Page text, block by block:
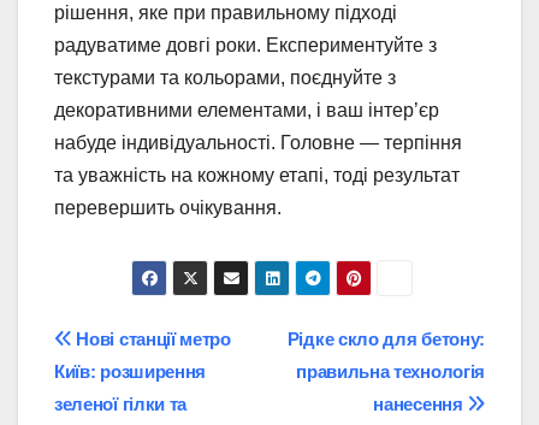
рішення, яке при правильному підході
радуватиме довгі роки. Експериментуйте з
текстурами та кольорами, поєднуйте з
декоративними елементами, і ваш інтер’єр
набуде індивідуальності. Головне — терпіння
та уважність на кожному етапі, тоді результат
перевершить очікування.
Post
navigation
Рідке скло для бетону:
правильна технологія
нанесення
Нові станції метро
Київ: розширення
зеленої гілки та